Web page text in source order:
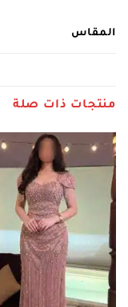
المقاس
منتجات ذات صلة